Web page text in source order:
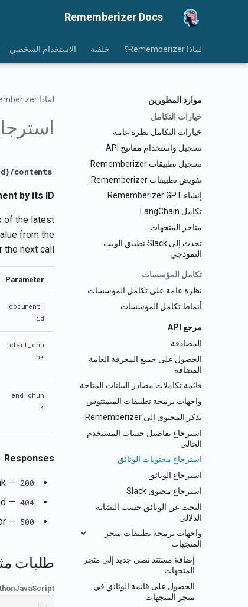
Rememberizer Docs
لماذا Rememberizer؟ خلفية الاستخدام الشخصي
موارد المطورين
خيارات التكامل
خيارات التكامل نظرة عامة
تسجيل واستخدام مفاتيح API
تسجيل تطبيقات Rememberizer
تفويض تطبيقات Rememberizer
إنشاء Rememberizer GPT
تكامل LangChain
متاجر المتجهات
تحدث إلى Slack تطبيق الويب
النموذجي
تكامل المؤسسات
نظرة عامة على تكامل المؤسسات
أنماط تكامل المؤسسات
مرجع API
المصادقة
الحصول على جميع المعرفة العامة
المضافة
قائمة تكاملات مصادر البيانات المتاحة
واجهات برمجة تطبيقات الميمنتوس
تذكر المحتوى إلى Rememberizer
استرجاع تفاصيل حساب المستخدم
الحالي
استرجاع محتويات الوثائق
استرجاع الوثائق
استرجاع محتوى Slack
البحث عن الوثائق حسب التشابه
الدلالي
واجهات برمجة تطبيقات متجر
المتجهات
إضافة مستند نصي جديد إلى متجر
المتجهات
الحصول على قائمة الوثائق في
متجر المتجهات
لماذا Rememberizer؟
contents/
by its ID.
of the latest
from the
next call.
Parameter
document_
id
start_chu
nk
end_chun
k
Responses
200
— Content of the document and index of the latest retrieved chunk.
404
— Document not found.
500
— Internal server error.
طلبات
JavaScript